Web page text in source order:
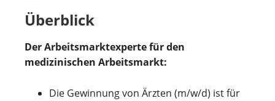
Überblick
Der Arbeitsmarktexperte für den
medizinischen Arbeitsmarkt:
Die Gewinnung von Ärzten (m/w/d) ist für